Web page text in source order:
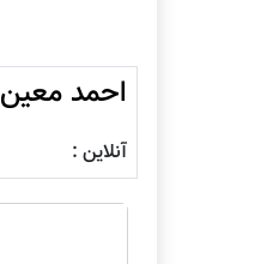
احمد معين
آنلاین :